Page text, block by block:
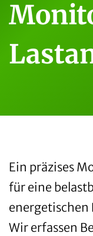
Ein präzises
für eine
energetischen
Wir erfassen